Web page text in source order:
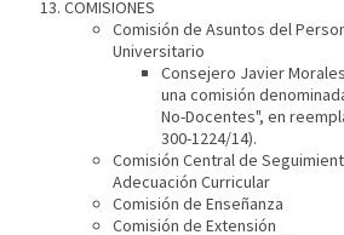
COMISIONES
Comisión de Asuntos del
Universitario
Consejero Javier
una comisión
No-Docentes", en
300-1224/14).
Comisión Central de
Adecuación Curricular
Comisión de Enseñanza
Comisión de Extensión